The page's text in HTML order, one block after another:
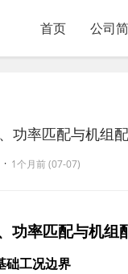
首页 公司
功率匹配与机组
· 1个月前 (07-07)
功率匹配与机组
础工况边界